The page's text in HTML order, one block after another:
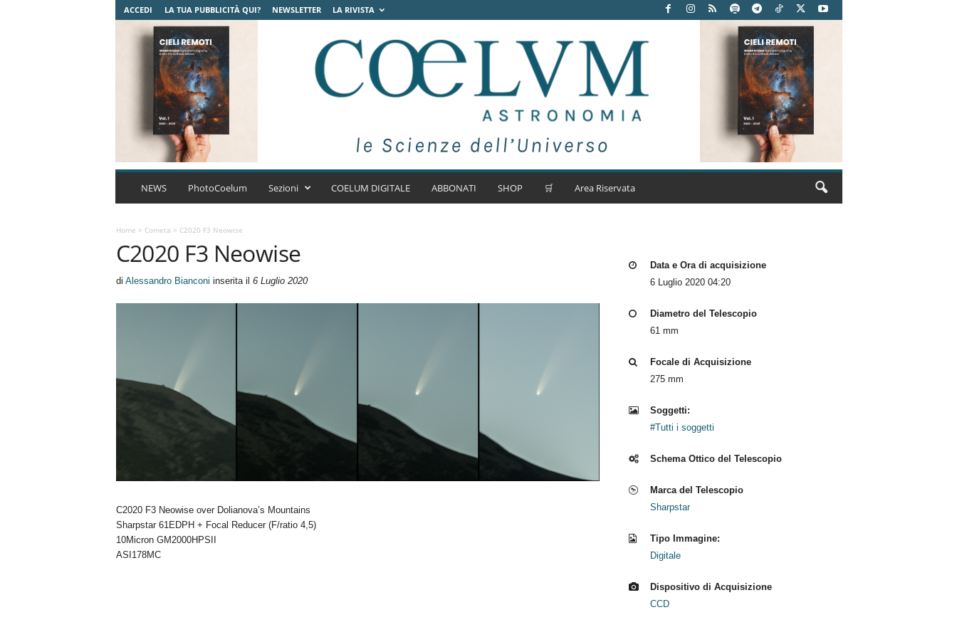
ACCEDI LA TUA PUBBLICITÀ QUI? NEWSLETTER LA RIVISTA
C
A
r
a
NEWS PhotoCoelum Sezioni COELUM DIGITALE ABBONATI SHOP 🛒 Area Riservata
Home > Cometa > C2020 F3 Neowise
C2020 F3 Neowise
di Alessandro Bianconi inserita il 6 Luglio 2020
C2020 F3 Neowise over Dolianova’s Mountains
Sharpstar 61EDPH + Focal Reducer (F/ratio 4,5)
10Micron GM2000HPSII
ASI178MC
Data e Ora di acquisizione
6 Luglio 2020 04:20
Diametro del Telescopio
61 mm
Focale di Acquisizione
275 mm
Soggetti:
#Tutti i soggetti
Schema Ottico del Telescopio
Marca del Telescopio
Sharpstar
Tipo Immagine:
Digitale
Dispositivo di Acquisizione
CCD